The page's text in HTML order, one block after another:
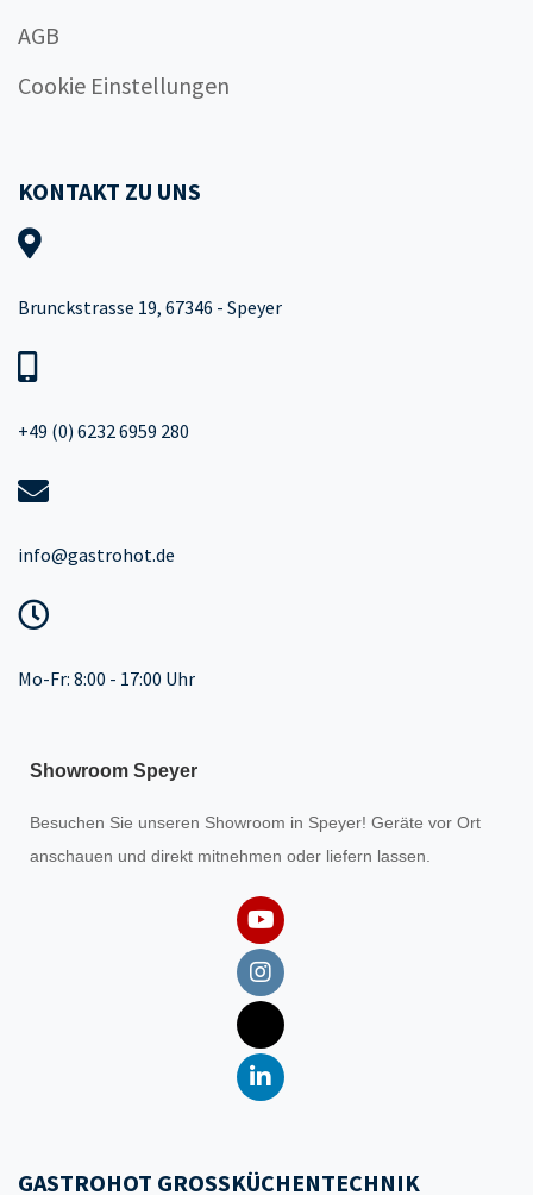
AGB
Cookie Einstellungen
KONTAKT ZU UNS
Brunckstrasse 19, 67346 - Speyer
+49 (0) 6232 6959 280
info@gastrohot.de
Mo-Fr: 8:00 - 17:00 Uhr
Showroom Speyer
Besuchen Sie unseren Showroom in Speyer! Geräte vor Ort
anschauen und direkt mitnehmen oder liefern lassen.
GASTROHOT GROSSKÜCHENTECHNIK